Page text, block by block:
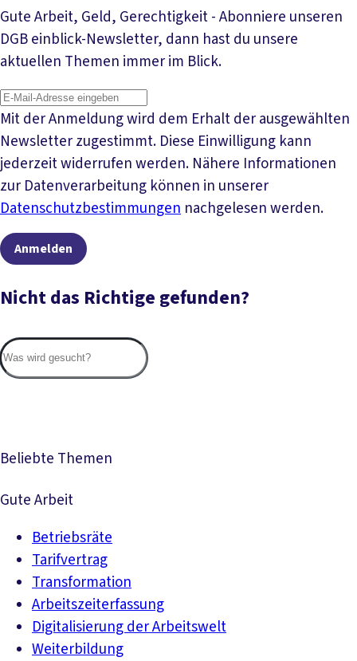
Gute Arbeit, Geld, Gerechtigkeit - Abonniere unseren
DGB einblick-Newsletter, dann hast du unsere
aktuellen Themen immer im Blick.
Mit der Anmeldung wird dem Erhalt der ausgewählten
Newsletter zugestimmt. Diese Einwilligung kann
jederzeit widerrufen werden. Nähere Informationen
zur Datenverarbeitung können in unserer
Datenschutzbestimmungen nachgelesen werden.
Anmelden
Nicht das Richtige gefunden?
Beliebte Themen
Gute Arbeit
Betriebsräte
Tarifvertrag
Transformation
Arbeitszeiterfassung
Digitalisierung der Arbeitswelt
Weiterbildung